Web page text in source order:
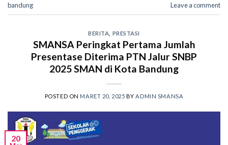
bandung
Leave a comment
BERITA PRESTASI
SMANSA Peringkat Pertama Jumlah
Presentase Diterima PTN Jalur SNBP
2025 SMAN di Kota Bandung
POSTED ON MARET 20, 2025 BYADMIN SMANSA
20